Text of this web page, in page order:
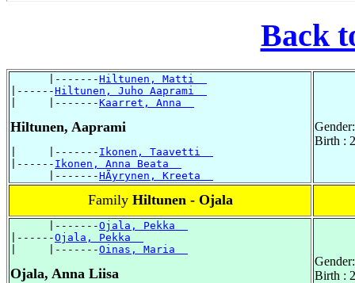
Back
      |-------
Hiltunen, Matti
|------Hiltunen, Juho Aaprami
|     |-------Kaarret, Anna
Hiltunen, Aaprami
|     |------- Ikonen, Taavetti
|------ Ikonen, Anna Beata
      |-------
HÃyrynen, Kreeta
Birth :
Family Hiltunen - Ojala
      |-------
Ojala, Pekka
|------Ojala, Pekka
|     |-------Oinas, Maria
Ojala, Anna Liisa
Birth :